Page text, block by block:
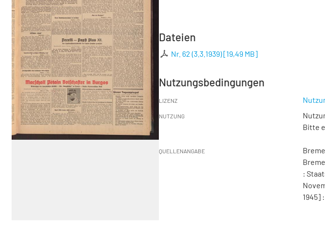
Dateien
Nr. 62 (3.3.1939)[19,49 MB]
Nutzungsbedingungen
LIZENZ
NUTZUNG
Bitte
QUELLENANGABE
:
1945]